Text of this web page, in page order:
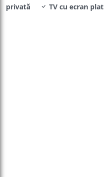
privată
TV cu ecran plat